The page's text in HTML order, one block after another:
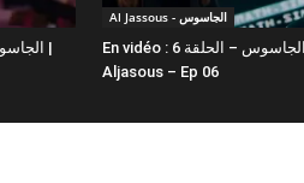
Al Jassous - الجاسوس
En vidéo : الجاسوس – الحلقة 6 |
Aljasous – Ep 06